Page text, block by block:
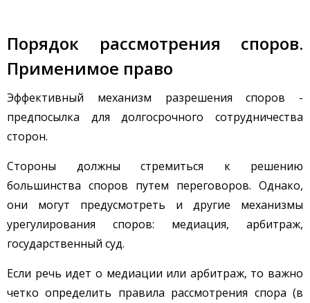
Порядок рассмотрения споров.
Применимое право
Эффективный механизм разрешения споров -
предпосылка для долгосрочного сотрудничества
сторон.
Стороны должны стремиться к решению
большинства споров путем переговоров. Однако,
они могут предусмотреть и другие механизмы
урегулирования споров: медиация, арбитраж,
государственный суд.
Если речь идет о медиации или арбитраж, то важно
четко определить правила рассмотрения спора (в